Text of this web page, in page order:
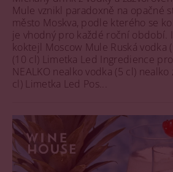
Mule vznikl paradoxně na opačné
město Moskva, podle kterého se
je vhodný pro každé roční období.
koktejl Moscow Mule Ruská vodka
(10 cl) Limetka Led Ingredience
NEALKO nealko vodka (5 cl)
cl) Limetka Led Pos...